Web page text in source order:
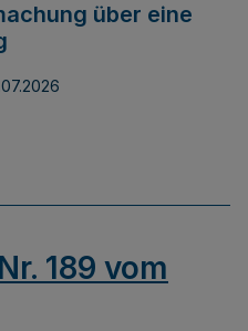
über eine
189 vom